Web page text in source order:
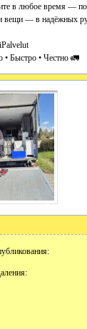
в любое время —
вещи — в надёжных
• Быстро • Честно 🚛